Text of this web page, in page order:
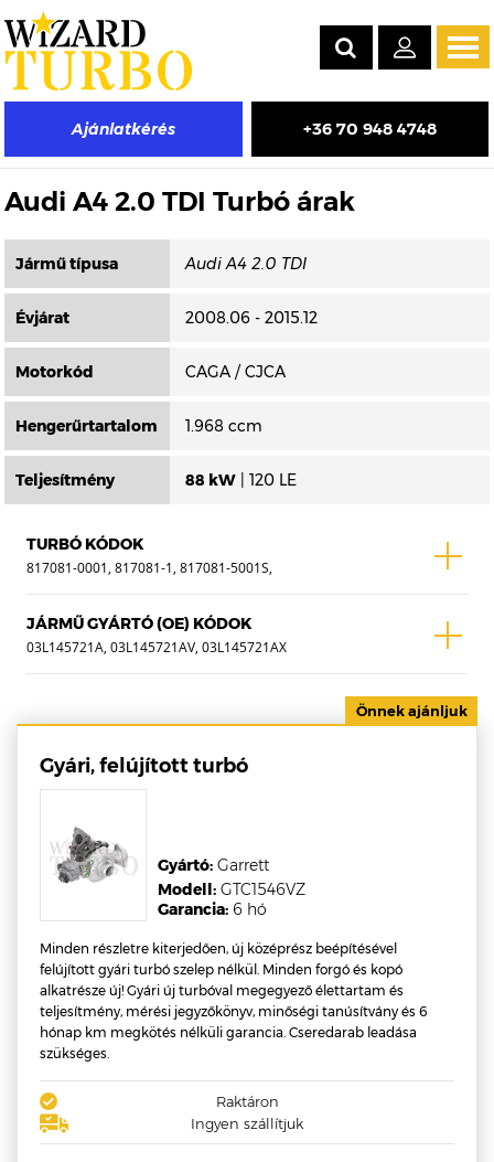
Ajánlatkérés +36 70 948 4748
Másik típus választása
Audi A4 2.0 TDI Turbó árak
Jármű típusa
Évjárat 2008.06 - 2015.12
Motorkód CAGA / CJCA
Hengerűrtartalom 1.968 ccm
Teljesítmény 88 kW | 120 LE
TURBÓ KÓDOK
817081-0001, 817081-1, 817081-5001S,
818988-0001, 818988-1, 818988-5001S
JÁRMŰ GYÁRTÓ (OE) KÓDOK
03L145721A, 03L145721AV, 03L145721AX
Gyári, felújított turbó
Garancia: 6 hó
Modell: GTC1546VZ
Gyártó: Garrett
Minden részletre kiterjedően, új középrész beépítésével
felújított gyári turbó szelep nélkül. Minden forgó és kopó
alkatrésze új! Gyári új turbóval megegyező élettartam és
teljesítmény, mérési jegyzőkönyv, minőségi tanúsítvány és 6
hónap km megkötés nélküli garancia. Cseredarab leadása
szükséges.
Raktáron
Ingyen szállítjuk